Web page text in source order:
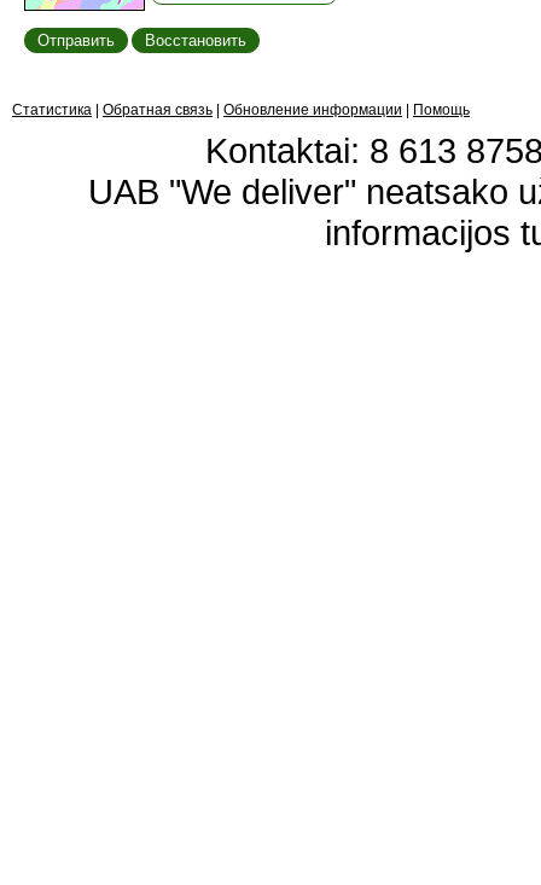
Статистика Обратная связь Обновление информации Помощь
Kontaktai: 8 613
UAB "We deliver" neatsako
informacijos